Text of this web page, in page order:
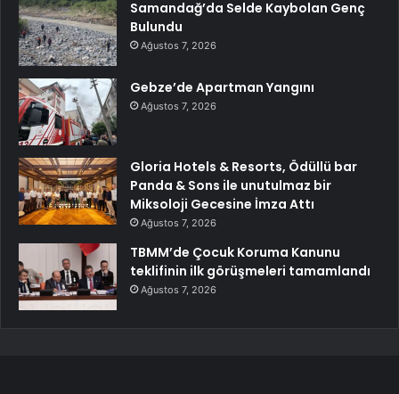
Samandağ’da Selde Kaybolan Genç
Bulundu
Ağustos 7, 2026
Gebze’de Apartman Yangını
Ağustos 7, 2026
Gloria Hotels & Resorts, Ödüllü bar
Panda & Sons ile unutulmaz bir
Miksoloji Gecesine İmza Attı
Ağustos 7, 2026
TBMM’de Çocuk Koruma Kanunu
teklifinin ilk görüşmeleri tamamlandı
Ağustos 7, 2026